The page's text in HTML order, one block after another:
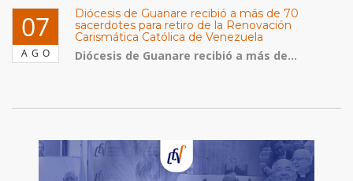
07
AGO
Diócesis de Guanare recibió a más de 70
sacerdotes para retiro de la Renovación
Carismática Católica de Venezuela
Diócesis de Guanare recibió a más de...